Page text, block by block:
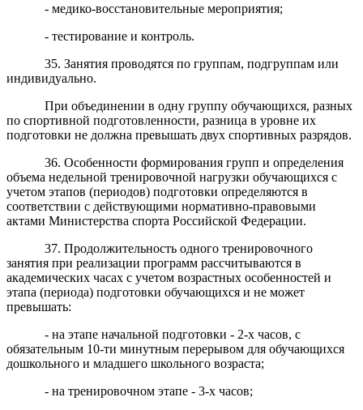
- медико-восстановительные мероприятия;
- тестирование и контроль.
35. Занятия проводятся по группам, подгруппам или
индивидуально.
При объединении в одну группу обучающихся, разных
по спортивной подготовленности, разница в уровне их
подготовки не должна превышать двух спортивных разрядов.
36. Особенности формирования групп и определения
объема недельной тренировочной нагрузки обучающихся с
учетом этапов (периодов) подготовки определяются в
соответствии с действующими нормативно-правовыми
актами Министерства спорта Российской Федерации.
37. Продолжительность одного тренировочного
занятия при реализации программ рассчитываются в
академических часах с учетом возрастных особенностей и
этапа (периода) подготовки обучающихся и не может
превышать:
- на этапе начальной подготовки - 2-х часов, с
обязательным 10-ти минутным перерывом для обучающихся
дошкольного и младшего школьного возраста;
- на тренировочном этапе - 3-х часов;